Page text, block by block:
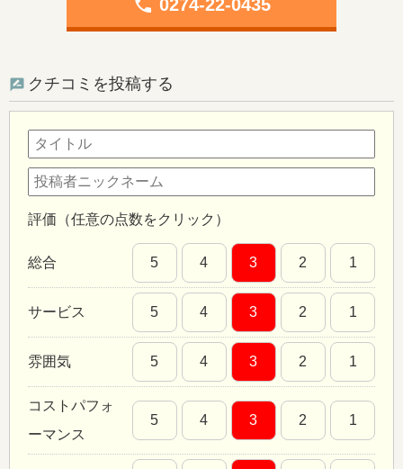
0274-22-0435
クチコミを投稿する
評価（任意の点数をクリック）
総合 5 4 3 2 1
サービス 5 4 3 2 1
雰囲気 5 4 3 2 1
コストパフォ
ーマンス
5 4 3 2 1